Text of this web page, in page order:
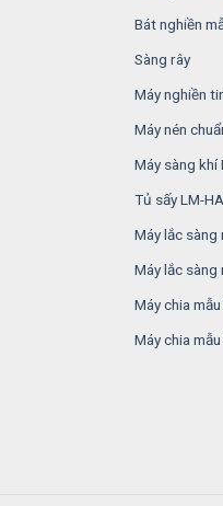
Bát nghiền
Sàng rây
Máy nghiền
Máy nén
Máy sàng
Tủ sấy LM-
Máy lắc
Máy lắc
Máy chia mẫu
Máy chia mẫu